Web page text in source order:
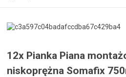
12x Pianka Piana
niskoprężna Somafix